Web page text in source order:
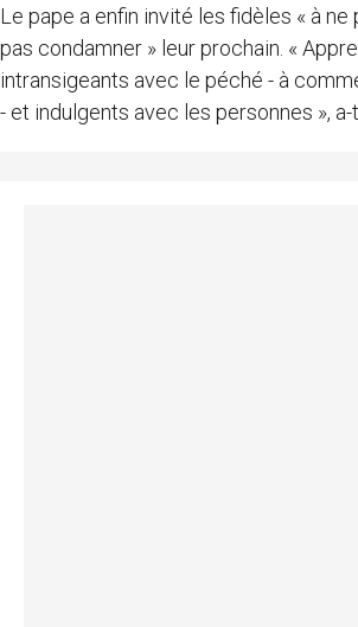
Le pape a enfin invité les fidèles « à ne
pas condamner » leur prochain. «
intransigeants avec le péché - à
- et indulgents avec les personnes », a-